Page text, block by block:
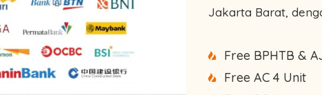
Jakarta Barat,
Free BPHTB &
Free AC 4 Unit